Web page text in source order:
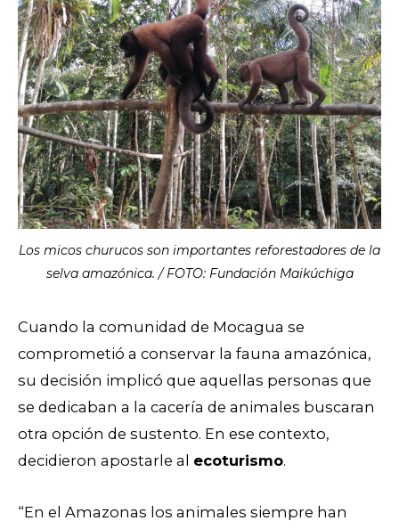
Los micos churucos son importantes reforestadores de la
selva amazónica. / FOTO: Fundación Maikúchiga
Cuando la comunidad de Mocagua se
comprometió a conservar la fauna amazónica,
su decisión implicó que aquellas personas que
se dedicaban a la cacería de animales buscaran
otra opción de sustento. En ese contexto,
decidieron apostarle al ecoturismo.
“En el Amazonas los animales siempre han